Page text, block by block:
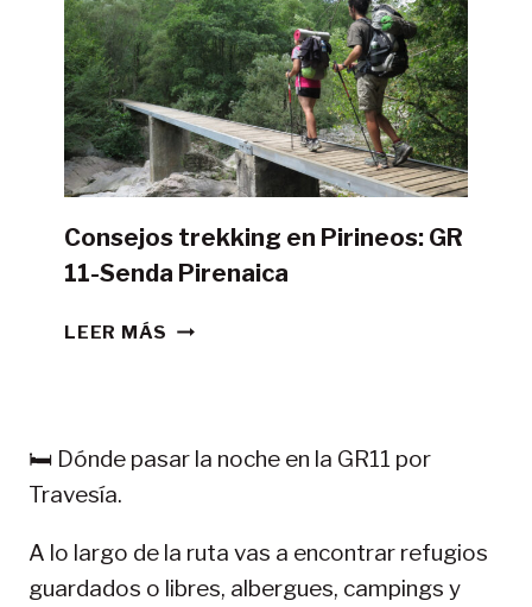
GR11
CON
TIENDA
DE
CAMPAÑA?
Consejos trekking en Pirineos: GR
11-Senda Pirenaica
LEER MÁS CONSEJOS
11-
🛏️ Dónde pasar la noche en la GR11 por
Travesía.
A lo largo de la ruta vas a encontrar refugios
guardados o libres, albergues, campings y